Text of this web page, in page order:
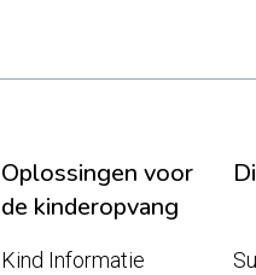
Oplossingen voor
de kinderopvang
Kind Informatie